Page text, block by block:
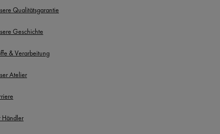
Qualitätsgarantie
Geschichte
& Verarbeitung
Atelier
Händler